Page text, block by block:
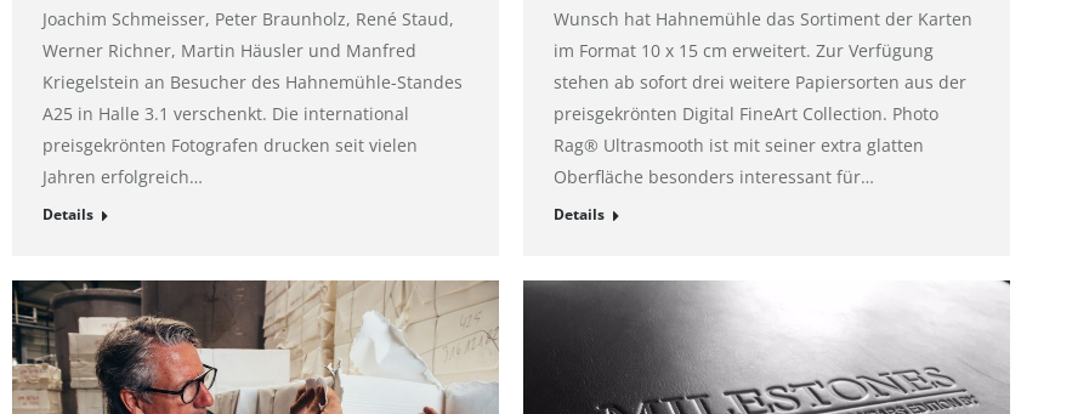
Joachim Schmeisser, Peter Braunholz, René Staud,
Werner Richner, Martin Häusler und Manfred
Kriegelstein an Besucher des Hahnemühle-Standes
A25 in Halle 3.1 verschenkt. Die international
preisgekrönten Fotografen drucken seit vielen
Jahren erfolgreich…
Details
Wunsch hat Hahnemühle das Sortiment der Karten
im Format 10 x 15 cm erweitert. Zur Verfügung
stehen ab sofort drei weitere Papiersorten aus der
preisgekrönten Digital FineArt Collection. Photo
Rag® Ultrasmooth ist mit seiner extra glatten
Oberfläche besonders interessant für…
Details